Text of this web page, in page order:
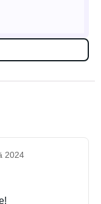
2024